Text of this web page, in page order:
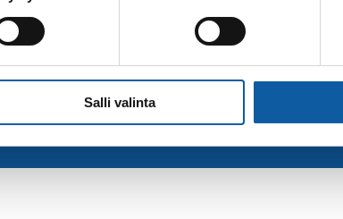
Salli valinta